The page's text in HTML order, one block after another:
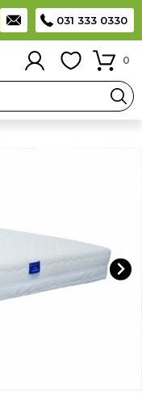
Taxă de livrare 11,99
031 333 0330
0